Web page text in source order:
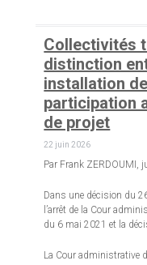
Collectivités
distinction
installation
participation
de projet
22 juin 2026
Par Frank ZERDOUMI,
Dans une décision du
l’arrêt de la Cour
du 6 mai 2021 et la
La Cour administrative